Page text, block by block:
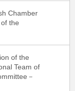
Chamber
the
of the
Team of
－